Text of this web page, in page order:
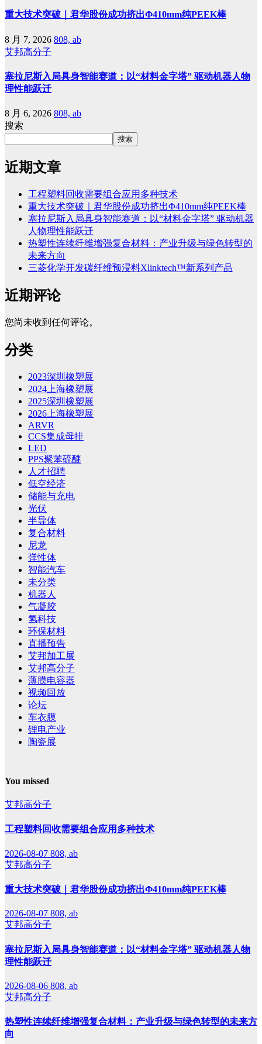
重大技术突破｜君华股份成功挤出Φ410mm纯PEEK棒
8 月 7, 2026 808, ab
艾邦高分子
塞拉尼斯入局具身智能赛道：以“材料金字塔” 驱动机器人物
理性能跃迁
8 月 6, 2026 808, ab
搜索
搜索
近期文章
工程塑料回收需要组合应用多种技术
重大技术突破｜君华股份成功挤出Φ410mm纯PEEK棒
塞拉尼斯入局具身智能赛道：以“材料金字塔” 驱动机器
人物理性能跃迁
热塑性连续纤维增强复合材料：产业升级与绿色转型的
未来方向
三菱化学开发碳纤维预浸料Xlinktech™新系列产品
近期评论
您尚未收到任何评论。
分类
2023深圳橡塑展
2024上海橡塑展
2025深圳橡塑展
2026上海橡塑展
ARVR
CCS集成母排
LED
PPS聚苯硫醚
人才招聘
低空经济
储能与充电
光伏
半导体
复合材料
尼龙
弹性体
智能汽车
未分类
机器人
气凝胶
氢科技
环保材料
直播预告
艾邦加工展
艾邦高分子
薄膜电容器
视频回放
论坛
车衣膜
锂电产业
陶瓷展
You missed
艾邦高分子
工程塑料回收需要组合应用多种技术
2026-08-07 808, ab
艾邦高分子
重大技术突破｜君华股份成功挤出Φ410mm纯PEEK棒
2026-08-07 808, ab
艾邦高分子
塞拉尼斯入局具身智能赛道：以“材料金字塔” 驱动机器人物
理性能跃迁
2026-08-06 808, ab
艾邦高分子
热塑性连续纤维增强复合材料：产业升级与绿色转型的未来方
向